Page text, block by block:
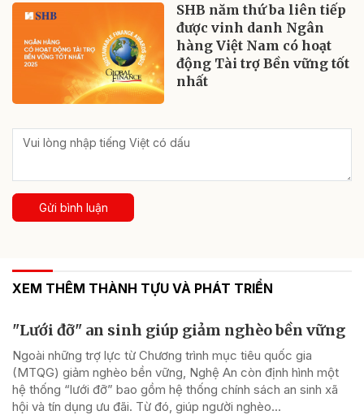
SHB năm thứ ba liên tiếp
được vinh danh Ngân
hàng Việt Nam có hoạt
động Tài trợ Bền vững tốt
nhất
Gửi bình luận
XEM THÊM THÀNH TỰU VÀ PHÁT TRIỂN
"Lưới đỡ" an sinh giúp giảm nghèo bền vững
Ngoài những trợ lực từ Chương trình mục tiêu quốc gia
(MTQG) giảm nghèo bền vững, Nghệ An còn định hình một
hệ thống “lưới đỡ” bao gồm hệ thống chính sách an sinh xã
hội và tín dụng ưu đãi. Từ đó, giúp người nghèo...